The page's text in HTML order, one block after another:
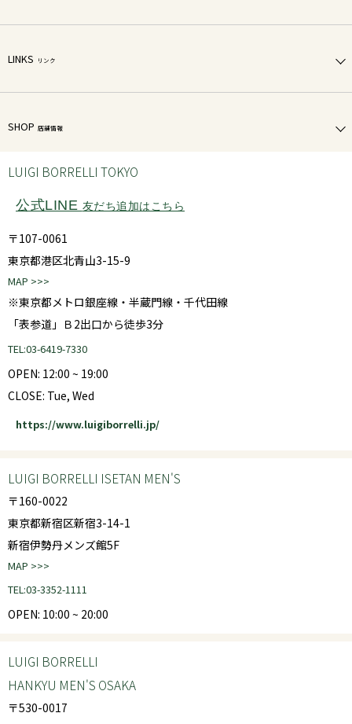
LINKS リンク
SHOP 店舗情報
LUIGI BORRELLI TOKYO
公式LINE 友だち追加はこちら
〒107-0061
東京都港区北青山3-15-9
MAP >>>
※東京都メトロ銀座線・半蔵門線・千代田線
「表参道」Ｂ2出口から徒歩3分
TEL:03-6419-7330
OPEN: 12:00 ~ 19:00
CLOSE: Tue, Wed
https://www.luigiborrelli.jp/
LUIGI BORRELLI ISETAN MEN'S
〒160-0022
東京都新宿区新宿3-14-1
新宿伊勢丹メンズ館5F
MAP >>>
TEL:03-3352-1111
OPEN: 10:00 ~ 20:00
LUIGI BORRELLI
HANKYU MEN'S OSAKA
〒530-0017